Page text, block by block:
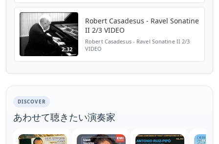
2:32
Robert Casadesus - Ravel Sonatine
II 2/3 VIDEO
Robert Casadesus - Ravel Sonatine II 2/3
VIDEO
DISCOVER
あわせて聴きたい演奏家